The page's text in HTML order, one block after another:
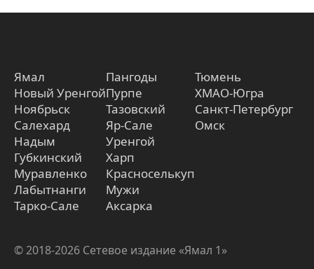
Ямал
Новый Уренгой
Ноябрьск
Салехард
Надым
Губкинский
Муравленко
Лабытнанги
Тарко-Сале
Пангоды
Пурпе
Тазовский
Яр-Сале
Уренгой
Харп
Красноселькуп
Мужи
Аксарка
Тюмень
ХМАО-Югра
Санкт-Петербург
Омск
© 2018-2026 Сетевое издание «Ямал 1»